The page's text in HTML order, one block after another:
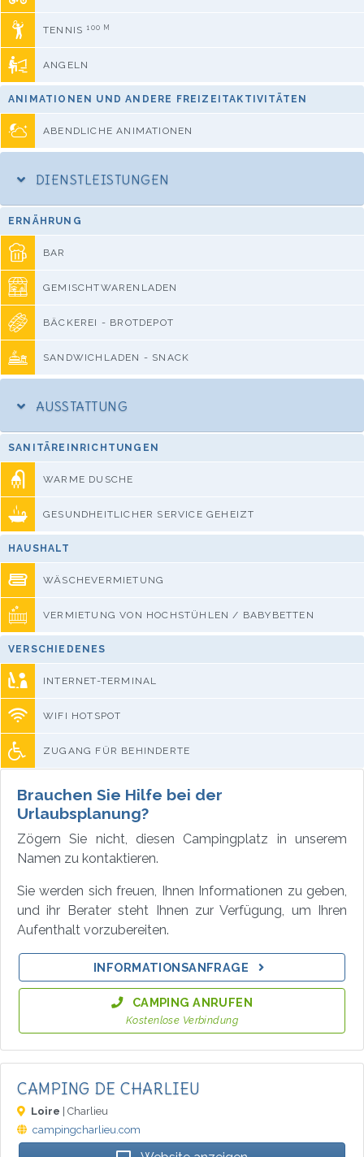
TENNIS 100 M
ANGELN
ANIMATIONEN UND ANDERE FREIZEITAKTIVITÄTEN
ABENDLICHE ANIMATIONEN
DIENSTLEISTUNGEN
ERNÄHRUNG
BAR
GEMISCHTWARENLADEN
BÄCKEREI - BROTDEPOT
SANDWICHLADEN - SNACK
AUSSTATTUNG
SANITÄREINRICHTUNGEN
WARME DUSCHE
GESUNDHEITLICHER SERVICE GEHEIZT
HAUSHALT
WÄSCHEVERMIETUNG
VERMIETUNG VON HOCHSTÜHLEN / BABYBETTEN
VERSCHIEDENES
INTERNET-TERMINAL
WIFI HOTSPOT
ZUGANG FÜR BEHINDERTE
Brauchen Sie Hilfe bei der
Urlaubsplanung?
Zögern Sie nicht, diesen Campingplatz in unserem
Namen zu kontaktieren.
Sie werden sich freuen, Ihnen Informationen zu geben,
und ihr Berater steht Ihnen zur Verfügung, um Ihren
Aufenthalt vorzubereiten.
INFORMATIONSANFRAGE
CAMPING ANRUFEN
Kostenlose Verbindung
CAMPING DE CHARLIEU
Loire | Charlieu
campingcharlieu.com